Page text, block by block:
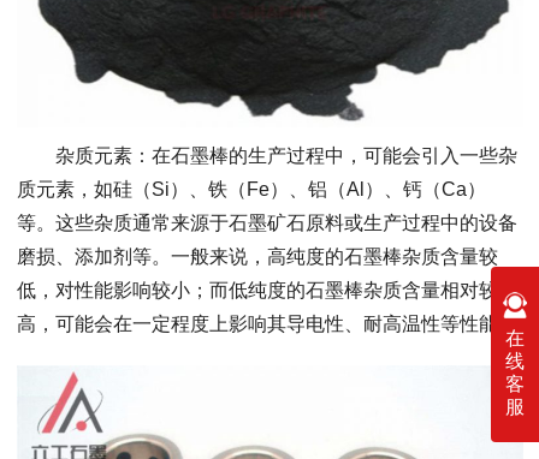
杂质元素：在石墨棒的生产过程中，可能会引入一些杂
质元素，如硅（Si）、铁（Fe）、铝（Al）、钙（Ca）
等。这些杂质通常来源于石墨矿石原料或生产过程中的设备
磨损、添加剂等。一般来说，高纯度的石墨棒杂质含量较
低，对性能影响较小；而低纯度的石墨棒杂质含量相对较
高，可能会在一定程度上影响其导电性、耐高温性等性能。
在
线
客
服